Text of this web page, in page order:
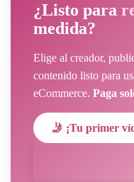
¿Listo para
medida?
Elige al creador,
contenido listo para
eCommerce. Paga
🤳 ¡Tu primer